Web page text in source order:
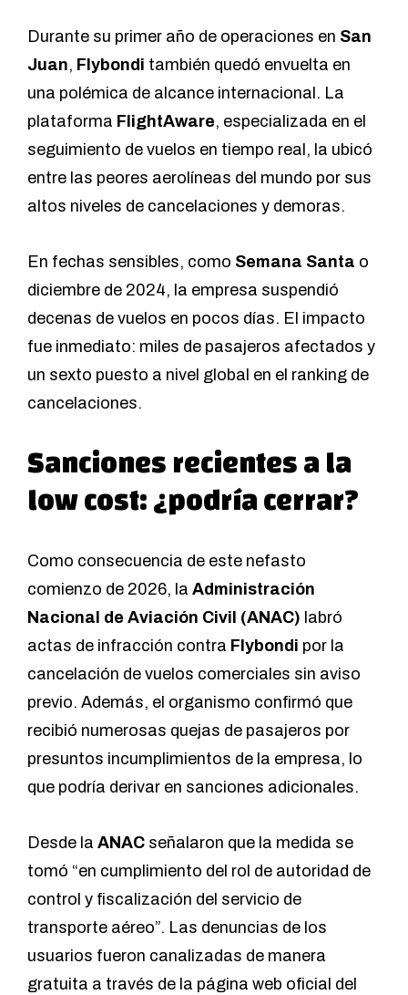
Durante su primer año de operaciones en San
Juan, Flybondi también quedó envuelta en
una polémica de alcance internacional. La
plataforma FlightAware, especializada en el
seguimiento de vuelos en tiempo real, la ubicó
entre las peores aerolíneas del mundo por sus
altos niveles de cancelaciones y demoras.
En fechas sensibles, como Semana Santa o
diciembre de 2024, la empresa suspendió
decenas de vuelos en pocos días. El impacto
fue inmediato: miles de pasajeros afectados y
un sexto puesto a nivel global en el ranking de
cancelaciones.
Sanciones recientes a la
low cost: ¿podría cerrar?
Como consecuencia de este nefasto
comienzo de 2026, la Administración
Nacional de Aviación Civil (ANAC) labró
actas de infracción contra Flybondi por la
cancelación de vuelos comerciales sin aviso
previo. Además, el organismo confirmó que
recibió numerosas quejas de pasajeros por
presuntos incumplimientos de la empresa, lo
que podría derivar en sanciones adicionales.
Desde la ANAC señalaron que la medida se
tomó “en cumplimiento del rol de autoridad de
control y fiscalización del servicio de
transporte aéreo”. Las denuncias de los
usuarios fueron canalizadas de manera
gratuita a través de la página web oficial del